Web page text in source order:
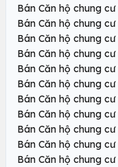
Bán Căn hộ chung cư
Bán Căn hộ chung cư
Bán Căn hộ chung cư
Bán Căn hộ chung cư
Bán Căn hộ chung cư
Bán Căn hộ chung cư
Bán Căn hộ chung cư
Bán Căn hộ chung cư
Bán Căn hộ chung cư
Bán Căn hộ chung cư
Bán Căn hộ chung cư